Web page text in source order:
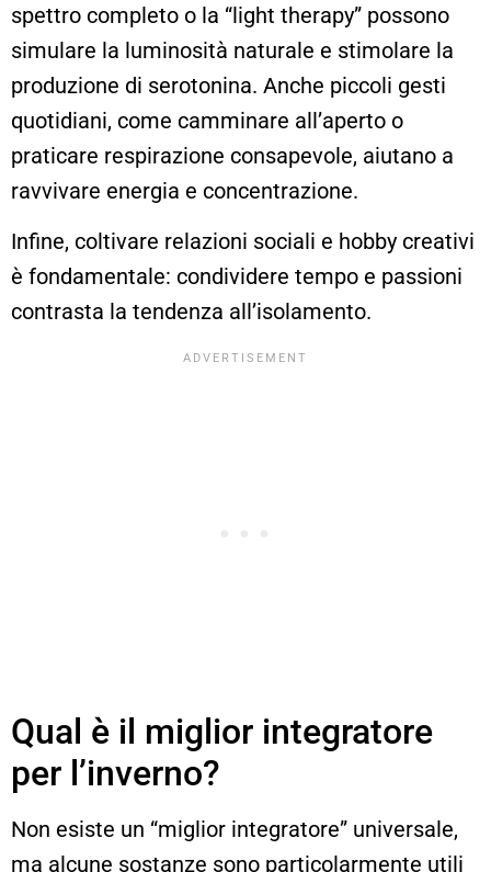
spettro completo o la “light therapy” possono
simulare la luminosità naturale e stimolare la
produzione di serotonina. Anche piccoli gesti
quotidiani, come camminare all’aperto o
praticare respirazione consapevole, aiutano a
ravvivare energia e concentrazione.
Infine, coltivare relazioni sociali e hobby creativi
è fondamentale: condividere tempo e passioni
contrasta la tendenza all’isolamento.
Qual è il miglior integratore
per l’inverno?
Non esiste un “miglior integratore” universale,
ma alcune sostanze sono particolarmente utili